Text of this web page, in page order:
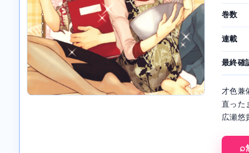
巻数
連載
最終確
才色兼
直った
広瀬悠